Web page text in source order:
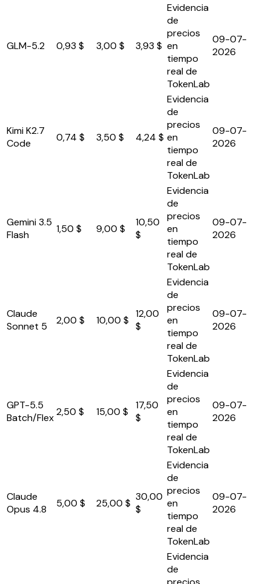
GLM-5.2 0,93 $ 3,00 $ 3,93 $
Evidencia
de
precios
en
tiempo
real de
TokenLab
09-07-
2026
Kimi K2.7
Code
0,74 $ 3,50 $ 4,24 $
Evidencia
de
precios
en
tiempo
real de
TokenLab
09-07-
2026
Gemini 3.5
Flash
1,50 $ 9,00 $
10,50
$
Evidencia
de
precios
en
tiempo
real de
TokenLab
09-07-
2026
Claude
Sonnet 5
2,00 $ 10,00 $
12,00
$
Evidencia
de
precios
en
tiempo
real de
TokenLab
09-07-
2026
GPT-5.5
Batch/Flex2,50 $ 15,00 $
17,50
$
Evidencia
de
precios
en
tiempo
real de
TokenLab
09-07-
2026
Claude
Opus 4.8
5,00 $ 25,00 $
30,00
$
Evidencia
de
precios
en
tiempo
real de
TokenLab
09-07-
2026
Evidencia
de